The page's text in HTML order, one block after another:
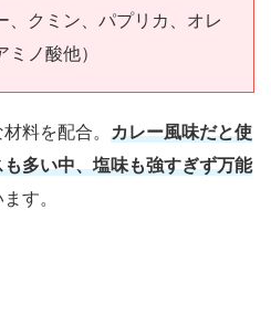
、クミン、パプリカ、オレ
ノ酸他）
料を配合。 カレー風味だと使
多い中、塩味も強すぎず万能
す。